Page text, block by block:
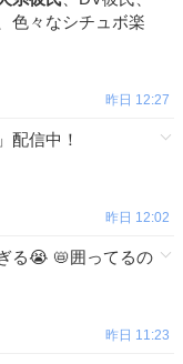
色々なシチュボ楽
昨日 12:27
配信中！
昨日 12:02
る😭 📛囲ってるの
昨日 11:23